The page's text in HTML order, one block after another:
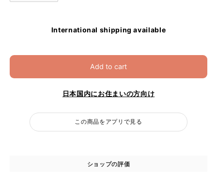
International shipping available
Add to cart
日本国内にお住まいの方向け
この商品をアプリで見る
ショップの評価